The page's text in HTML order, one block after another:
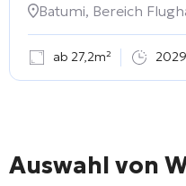
Batumi, Bereich
ab 27,2m² 2029
Auswahl von